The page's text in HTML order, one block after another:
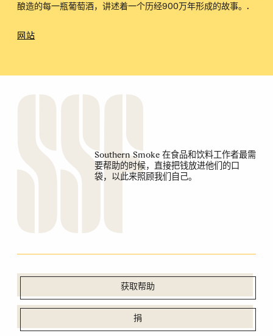
酿造的每一瓶葡萄酒，讲述着一个历经900万年形成的故事。.
网站
Southern Smoke 在食品和饮料工作者最需
要帮助的时候，直接把钱放进他们的口
袋，以此来照顾我们自己。
获取帮助
捐